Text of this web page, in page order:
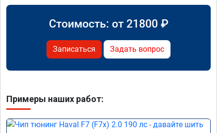
Стоимость: от 21800 ₽
Записаться Задать вопрос
Примеры наших работ: